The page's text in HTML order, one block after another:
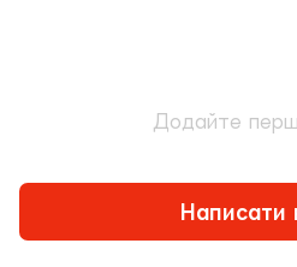
Додайте
Написати